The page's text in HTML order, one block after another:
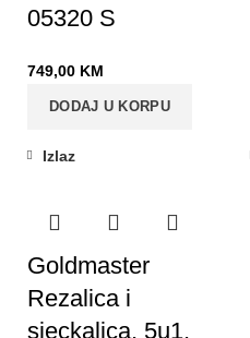
05320 S
749,00 KM
DODAJ U KORPU
Izlaz
Goldmaster
Rezalica i
sjeckalica, 5u1,